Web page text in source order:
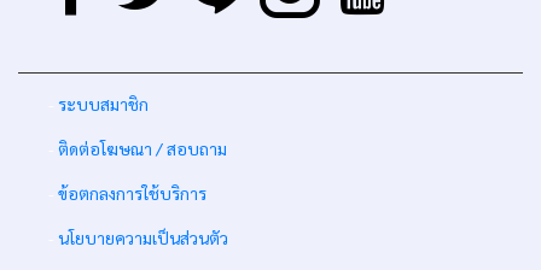
ระบบสมาชิก
ติดต่อโฆษณา / สอบถาม
ข้อตกลงการใช้บริการ
นโยบายความเป็นส่วนตัว